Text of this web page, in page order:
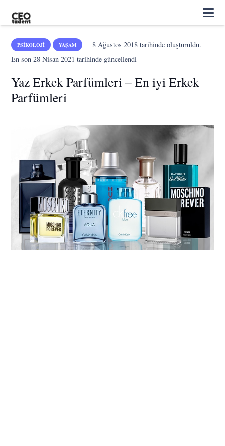
PSIKOLOJI YAŞAM 8 Ağustos 2018tarihinde oluşturuldu.
En son28 Nisan 2021 tarihinde güncellendi
Yaz Erkek Parfümleri – En iyi Erkek
Parfümleri